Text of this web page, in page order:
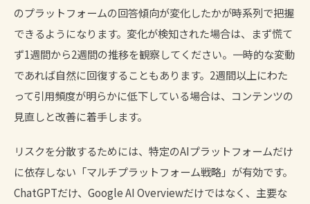
のプラットフォームの回答傾向が変化したかが時系列で把握
できるようになります。変化が検知された場合は、まず慌て
ず1週間から2週間の推移を観察してください。一時的な変動
であれば自然に回復することもあります。2週間以上にわた
って引用頻度が明らかに低下している場合は、コンテンツの
見直しと改善に着手します。
リスクを分散するためには、特定のAIプラットフォームだけ
に依存しない「マルチプラットフォーム戦略」が有効です。
ChatGPTだけ、Google AI Overviewだけではなく、主要な